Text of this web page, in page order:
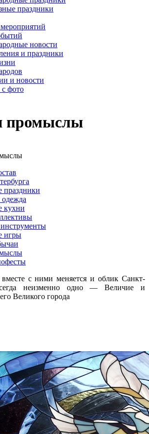
праздники
новости
и праздники
и новости
фото
промыслы
праздники
кухни
игры
с ними меняется и облик Санкт-
неизменно одно — Величие и
Великого города